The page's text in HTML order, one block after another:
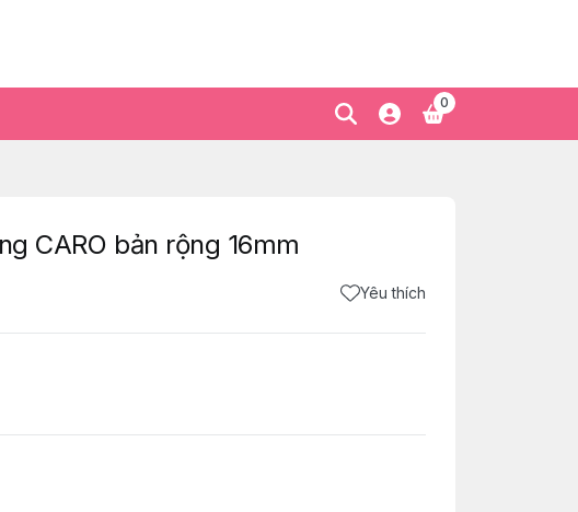
0
CARO bản rộng 16mm
Yêu thích